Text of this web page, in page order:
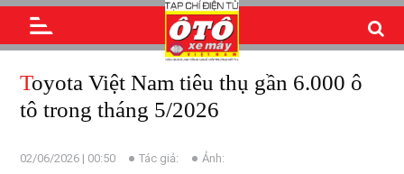
Toyota Việt Nam tiêu thụ gần 6.000 ô
tô trong tháng 5/2026
02/06/2026 | 00:50 Tác giả: Ảnh: